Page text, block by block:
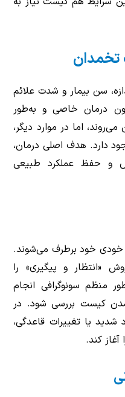
سن بیمار و شدت علائم
درمان خاصی و به‌طور
اما در موارد دیگر،
دارد. هدف اصلی درمان،
و حفظ عملکرد طبیعی
خودی خود برطرف می‌شوند.
«انتظار و پیگیری» را
منظم سونوگرافی انجام
شدن کیست بررسی شود. در
شدید یا تغییرات قاعدگی،
کند.